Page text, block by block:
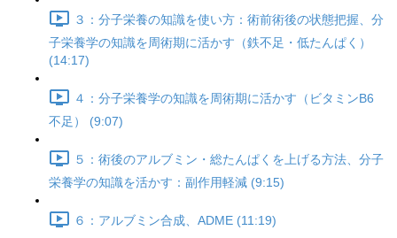
３：分子栄養の知識を使い方：術前術後の状態把握、分
子栄養学の知識を周術期に活かす（鉄不足・低たんぱく）
(14:17)
４：分子栄養学の知識を周術期に活かす（ビタミンB6
不足） (9:07)
５：術後のアルブミン・総たんぱくを上げる方法、分子
栄養学の知識を活かす：副作用軽減 (9:15)
６：アルブミン合成、ADME (11:19)